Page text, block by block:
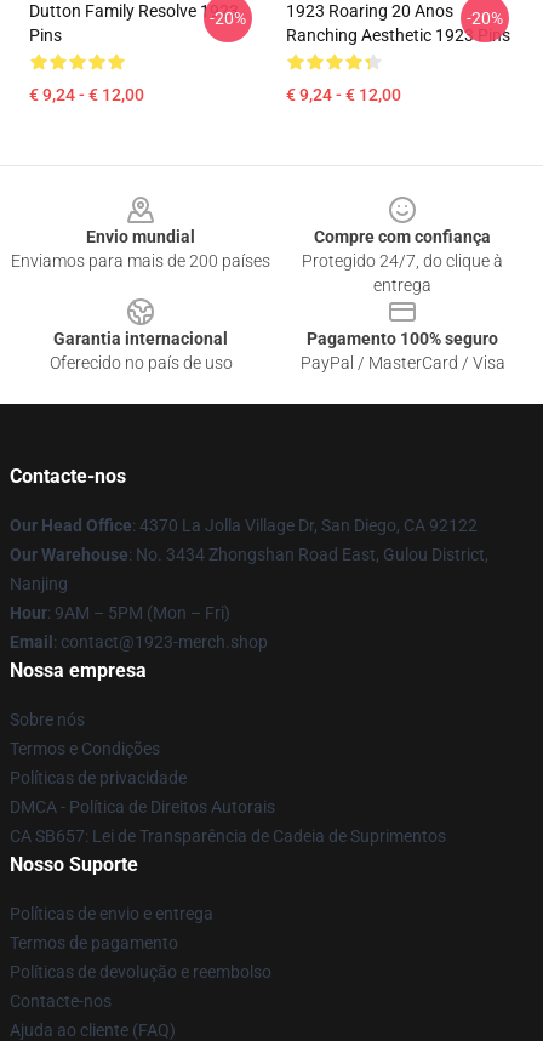
Dutton Family Resolve 1923
Pins
€ 9,24 - € 12,00
-20%
1923 Roaring 20 Anos
Ranching Aesthetic 1923 Pins
€ 9,24 - € 12,00
-20%
Envio mundial
Enviamos para mais de 200 países
Compre com confiança
Protegido 24/7, do clique à
entrega
Garantia internacional
Oferecido no país de uso
Pagamento 100% seguro
PayPal / MasterCard / Visa
Contacte-nos
Our Head Office: 4370 La Jolla Village Dr, San Diego, CA 92122
Our Warehouse: No. 3434 Zhongshan Road East, Gulou District,
Nanjing
Hour: 9AM – 5PM (Mon – Fri)
Email : contact@1923-merch.shop
Nossa empresa
Sobre nós
Termos e Condições
Políticas de privacidade
DMCA - Política de Direitos Autorais
CA SB657: Lei de Transparência de Cadeia de Suprimentos
Nosso Suporte
Políticas de envio e entrega
Termos de pagamento
Políticas de devolução e reembolso
Contacte-nos
Ajuda ao cliente (FAQ)